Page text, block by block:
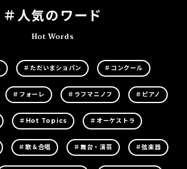
＃人気のワード
Hot Words
＃ただいまショパン ＃コンクール
＃フォーレ ＃ラフマニノフ ＃ピアノ
＃Hot Topics ＃オーケストラ
＃歌＆合唱 ＃舞台・演芸 ＃弦楽器